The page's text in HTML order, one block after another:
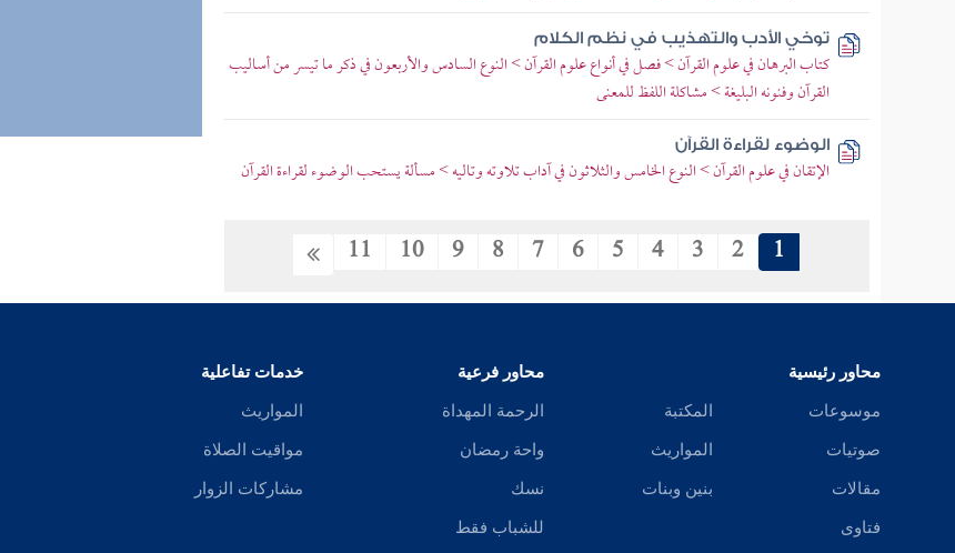
توخي الأدب والتهذيب في نظم الكلام
كتاب البرهان في علوم القرآن > فصل في أنواع علوم القرآن > النوع السادس والأربعون في ذكر ما تيسر من أساليب
القرآن وفنونه البليغة > مشاكلة اللفظ للمعنى
الوضوء لقراءة القرآن
الإتقان في علوم القرآن > النوع الخامس والثلاثون في آداب تلاوته وتاليه > مسألة يستحب الوضوء لقراءة القرآن
1
2
3
4
5
6
7
8
9
10
11
محاور رئيسية
موسوعات
صوتيات
مقالات
فتاوى
المكتبة
المواريث
بنين وبنات
محاور فرعية
الرحمة المهداة
واحة رمضان
نسك
للشباب فقط
خدمات تفاعلية
المواريث
مواقيت الصلاة
مشاركات الزوار